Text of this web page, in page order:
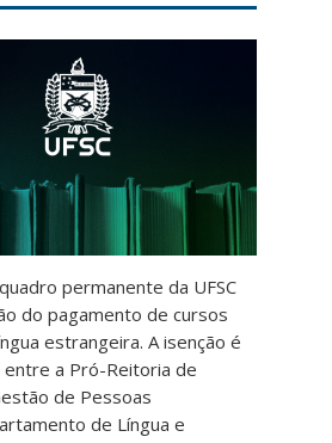
permanente da UFSC
do pagamento de cursos
estrangeira. A isenção é
a Pró-Reitoria de
de Pessoas
de Língua e